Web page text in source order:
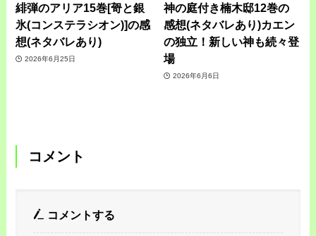
緋弾のアリア15巻[哿と銀
氷(コンステラシオン)]の感
想(ネタバレあり)
2026年6月25日
神の庭付き楠木邸12巻の
感想(ネタバレあり)カエン
の独立！新しい神も続々登
場
2026年6月6日
コメント
コメントする